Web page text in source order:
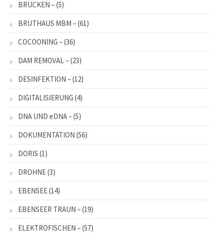
BRÜCKEN –(5)
BRUTHAUS MBM –(61)
COCOONING –(36)
DAM REMOVAL –(23)
DESINFEKTION –(12)
DIGITALISIERUNG (4)
DNA UND eDNA –(5)
DOKUMENTATION (56)
DORIS (1)
DROHNE(3)
EBENSEE(14)
EBENSEER TRAUN –(19)
ELEKTROFISCHEN –(57)